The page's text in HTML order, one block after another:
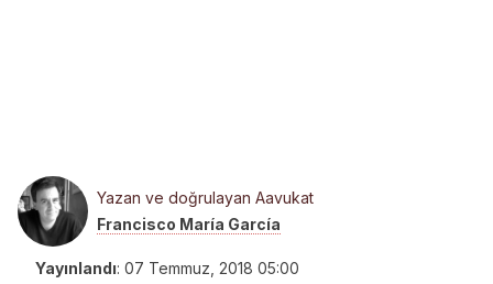
Yazan ve doğrulayan Aavukat
Francisco María García
Yayınlandı: 07 Temmuz, 2018 05:00